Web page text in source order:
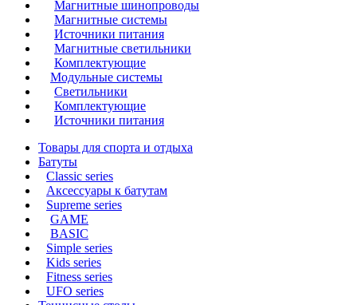
Магнитные шинопроводы
Магнитные системы
Источники питания
Магнитные светильники
Комплектующие
Модульные системы
Светильники
Комплектующие
Источники питания
Товары для спорта и отдыха
Батуты
Classic series
Аксессуары к батутам
Supreme series
GAME
BASIC
Simple series
Kids series
Fitness series
UFO series